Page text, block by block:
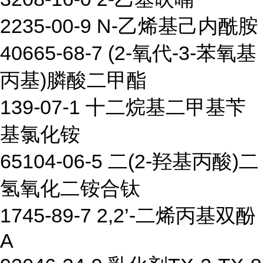
2235-00-9 N-乙烯基己内酰胺
40665-68-7 (2-氧代-3-苯氧基
丙基)膦酸二甲酯
139-07-1 十二烷基二甲基苄
基氯化铵
65104-06-5 二(2-羟基丙酸)二
氢氧化二铵合钛
1745-89-7 2,2’-二烯丙基双酚
A